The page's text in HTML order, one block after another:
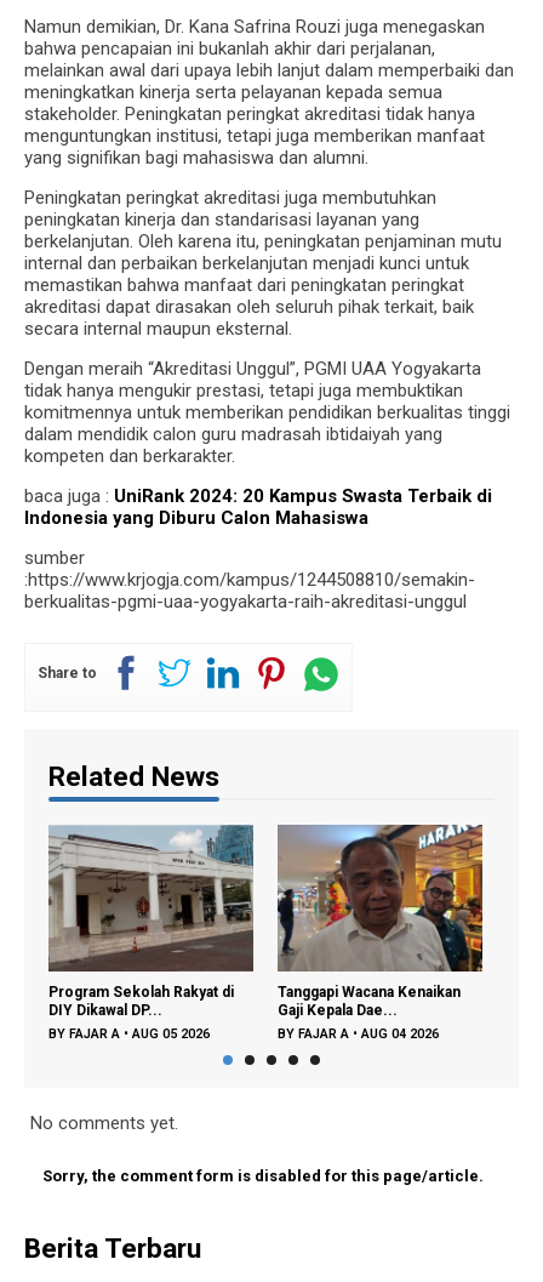
Namun demikian, Dr. Kana Safrina Rouzi juga menegaskan
bahwa pencapaian ini bukanlah akhir dari perjalanan,
melainkan awal dari upaya lebih lanjut dalam memperbaiki dan
meningkatkan kinerja serta pelayanan kepada semua
stakeholder. Peningkatan peringkat akreditasi tidak hanya
menguntungkan institusi, tetapi juga memberikan manfaat
yang signifikan bagi mahasiswa dan alumni.
Peningkatan peringkat akreditasi juga membutuhkan
peningkatan kinerja dan standarisasi layanan yang
berkelanjutan. Oleh karena itu, peningkatan penjaminan mutu
internal dan perbaikan berkelanjutan menjadi kunci untuk
memastikan bahwa manfaat dari peningkatan peringkat
akreditasi dapat dirasakan oleh seluruh pihak terkait, baik
secara internal maupun eksternal.
Dengan meraih “Akreditasi Unggul”, PGMI UAA Yogyakarta
tidak hanya mengukir prestasi, tetapi juga membuktikan
komitmennya untuk memberikan pendidikan berkualitas tinggi
dalam mendidik calon guru madrasah ibtidaiyah yang
kompeten dan berkarakter.
baca juga : UniRank 2024: 20 Kampus Swasta Terbaik di
Indonesia yang Diburu Calon Mahasiswa
sumber
:https://www.krjogja.com/kampus/1244508810/semakin-
berkualitas-pgmi-uaa-yogyakarta-raih-akreditasi-unggul
Share to
Related News
Sekolah Rakyat di
Dikawal DP...
FAJAR A •AUG 05 2026
Tanggapi Wacana Kenaikan
Gaji Kepala Dae...
FAJAR A •AUG 04 2026
BPS:
No comments yet.
Sorry, the comment form is disabled for this page/article.
Berita Terbaru